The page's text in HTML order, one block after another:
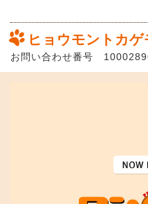
ヒョウモントカゲ
お問い合わせ番号